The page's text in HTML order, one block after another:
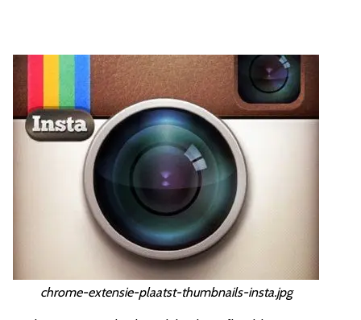
chrome-extensie-plaatst-thumbnails-insta.jpg